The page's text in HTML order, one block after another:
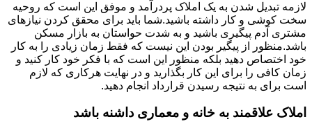
لازمه تبدیل شدن به یک املاک پردرآمد و موفق این است که روحیه
سخت کوشی و کار داشته باشید.شما باید برای محقق کردن نیازهای
مشتری آدم پیگیری باشید و به شدت حواستان به بازار مسکن
باشد.منظور از پیگیر بودن این نیست که فقط زمان زیادی را به کار
خود اختصاص دهید بلکه منظور این است که با فکر خود کار کنید و
زمان کافی را برای این کار بگذارید و در نهایت هرکاری که لازم
است برای به نتیجه رسیدن قرارداد انجام دهید.
املاک علاقمند به خانه و معماری داشنه باشد